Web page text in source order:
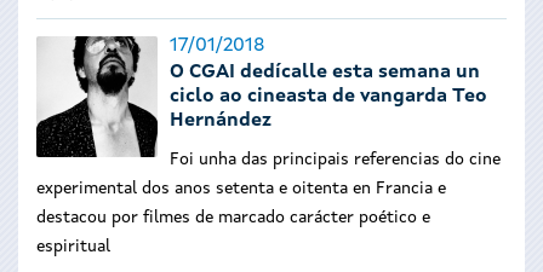
17/01/2018
O CGAI dedícalle esta semana un
ciclo ao cineasta de vangarda Teo
Hernández
Foi unha das principais referencias do cine
experimental dos anos setenta e oitenta en Francia e
destacou por filmes de marcado carácter poético e
espiritual